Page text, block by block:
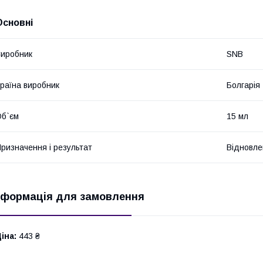
SNB
виробник Болгарія
15 мл
і результат
для замовлення
443 ₴